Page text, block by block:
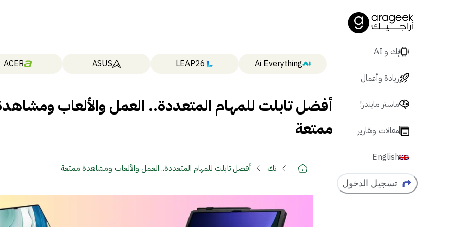
تٍك و AI
ريادة وأعمال
ماستر مايندز!
مقالات وتقارير
English
تسجيل الدخول
Ai Everything
LEAP26
ASUS
ACER
أفضل تابلت للمهام المتعددة.. العمل والألعاب
ممتعة
تك أفضل تابلت للمهام المتعددة.. العمل والألعاب ومشاهدة ممتعة